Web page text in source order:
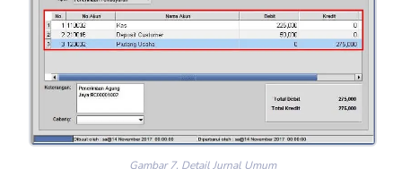
Gambar 7. Detail Jurnal Umum